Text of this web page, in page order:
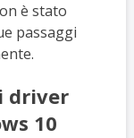
è stato
passaggi
driver
10